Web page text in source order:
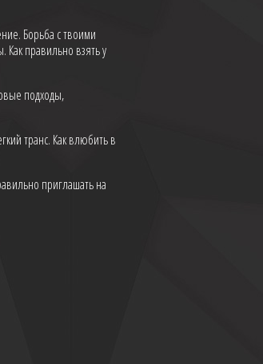
Борьба с твоими
правильно взять у
подходы,
транс. Как влюбить в
приглашать на